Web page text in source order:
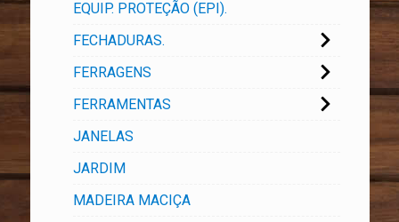
EQUIP. PROTEÇÃO (EPI).
FECHADURAS.
FERRAGENS
FERRAMENTAS
JANELAS
JARDIM
MADEIRA MACIÇA